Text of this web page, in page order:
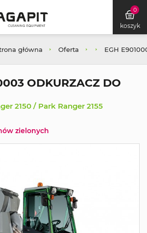
0
koszyk
główna Oferta EGH
ODKURZACZ DO
2150 / Park Ranger 2155
zielonych